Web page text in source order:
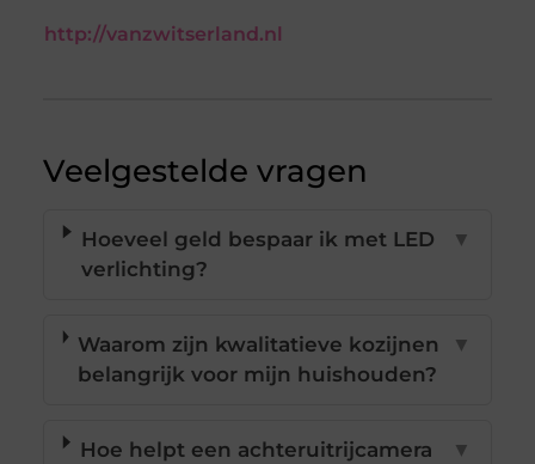
http://vanzwitserland.nl
Veelgestelde vragen
Hoeveel geld bespaar ik met LED
verlichting?
▼
Waarom zijn kwalitatieve kozijnen
belangrijk voor mijn huishouden?
▼
Hoe helpt een achteruitrijcamera
▼